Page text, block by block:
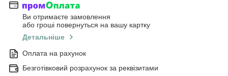
Ви отримаєте замовлення
або гроші повернуться на вашу картку
Детальніше
Оплата на рахунок
Безготівковий розрахунок за реквізитами